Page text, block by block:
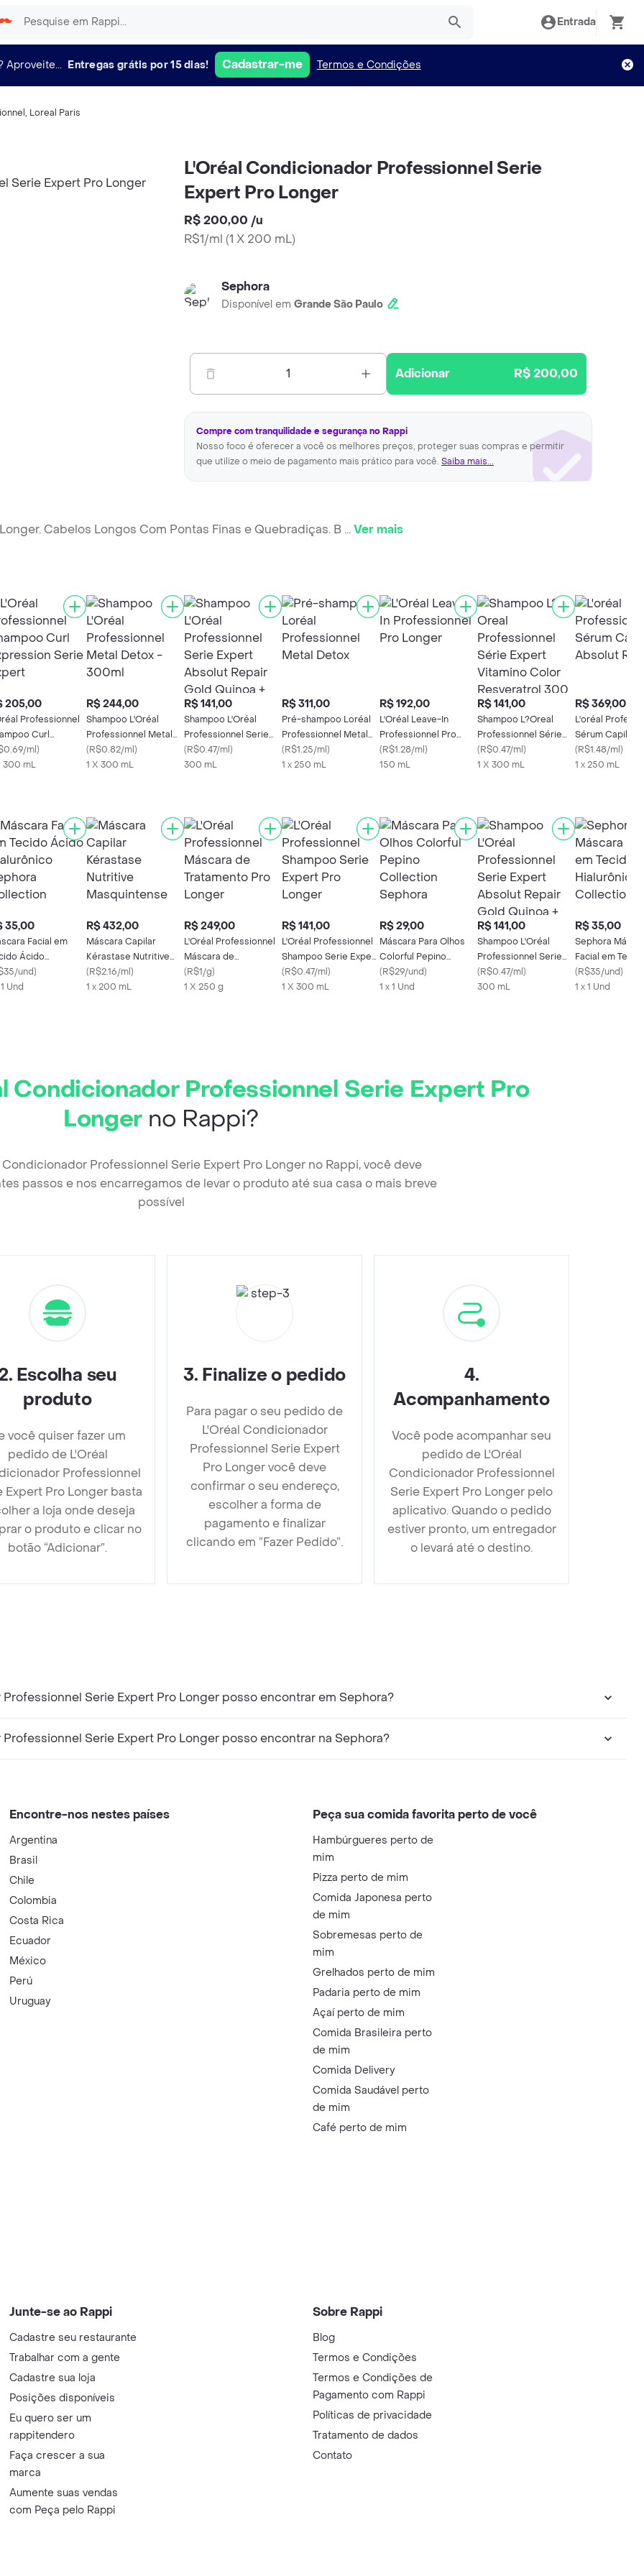
Entrada
Aproveite... Entregas grátis por 15 dias! Cadastrar-me Termos e Condições
, Loreal Paris
L'Oréal Condicionador Professionnel Serie
Expert Pro Longer
R$ 200,00 /u
R$1/ml (1 X 200 mL)
Sephora
Disponível em Grande São Paulo
1 Adicionar R$ 200,00
Compre com tranquilidade e segurança no Rappi
Nosso foco é oferecer a você os melhores preços, proteger suas compras e permitir
que utilize o meio de pagamento mais prático para você. Saiba mais...
Cabelos Longos Com Pontas Finas e Quebradiças. B ...Ver mais
205,00
Professionnel
Curl
Serie
ml)
300 mL
R$ 244,00
Shampoo L'Oréal
Professionnel Metal
Detox - 300ml
(R$0.82/ml)
1 X 300 mL
R$ 141,00
Shampoo L'Oréal
Professionnel Serie
Expert Absolut Repair
Gold Quinoa + Protein
(R$0.47/ml)
300 mL
R$ 311,00
Pré-shampoo Loréal
Professionnel Metal
Detox
(R$1.25/ml)
1 x 250 mL
R$ 192,00
L'Oréal Leave-In
Professionnel Pro
Longer
(R$1.28/ml)
150 mL
R$ 141,00
Shampoo L?Oreal
Professionnel Série
Expert Vitamino Color
(R$0.47/ml)
1 X 300 mL
R$ 369,00
L'oréal
Sérum Capilar
Repair
(R$1.48/ml)
1 x 250 mL
35,00
Facial em
Ácido
Sephora
und)
Und
R$ 432,00
Máscara Capilar
Kérastase Nutritive
Masquintense
(R$2.16/ml)
1 x 200 mL
R$ 249,00
L'Oréal Professionnel
Máscara de
Tratamento Pro
Longer
(R$1/g)
1 X 250 g
R$ 141,00
L'Oréal Professionnel
Shampoo Serie Expert
Pro Longer
(R$0.47/ml)
1 X 300 mL
R$ 29,00
Máscara Para Olhos
Colorful Pepino
Collection Sephora
(R$29/und)
1 x 1 Und
R$ 141,00
Shampoo L'Oréal
Professionnel Serie
Expert Absolut Repair
Gold Quinoa + Protein
(R$0.47/ml)
300 mL
R$ 35,00
Sephora
Facial em
Ácido
Collection
(R$35/und)
1 x 1 Und
Condicionador Professionnel Serie Expert Pro
Longer no Rappi?
Condicionador Professionnel Serie Expert Pro Longer no Rappi, você deve
passos e nos encarregamos de levar o produto até sua casa o mais breve
possível
. Escolha seu
produto
você quiser fazer um
pedido de L'Oréal
Professionnel
Expert Pro Longer basta
a loja onde deseja
o produto e clicar no
botão “Adicionar”.
3. Finalize o pedido
Para pagar o seu pedido de
L'Oréal Condicionador
Professionnel Serie Expert
Pro Longer você deve
confirmar o seu endereço,
escolher a forma de
pagamento e finalizar
clicando em ”Fazer Pedido”.
4.
Acompanhamento
Você pode acompanhar seu
pedido de L'Oréal
Condicionador Professionnel
Serie Expert Pro Longer pelo
aplicativo. Quando o pedido
estiver pronto, um entregador
o levará até o destino.
Serie Expert Pro Longer posso encontrar em Sephora?
Serie Expert Pro Longer posso encontrar na Sephora?
Encontre-nos nestes países
Argentina
Brasil
Chile
Colombia
Costa Rica
Ecuador
México
Perú
Uruguay
Peça sua comida favorita perto de você
Hambúrgueres perto de
mim
Pizza perto de mim
Comida Japonesa perto
de mim
Sobremesas perto de
mim
Grelhados perto de mim
Padaria perto de mim
Açaí perto de mim
Comida Brasileira perto
de mim
Comida Delivery
Comida Saudável perto
de mim
Café perto de mim
Junte-se ao Rappi
Cadastre seu restaurante
Trabalhar com a gente
Cadastre sua loja
Posições disponíveis
Eu quero ser um
rappitendero
Faça crescer a sua
marca
Aumente suas vendas
com Peça pelo Rappi
Sobre Rappi
Blog
Termos e Condições
Termos e Condições de
Pagamento com Rappi
Políticas de privacidade
Tratamento de dados
Contato